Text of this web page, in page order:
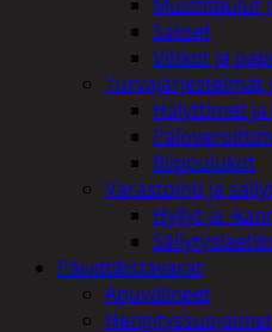
Sakset
Vihkot ja
Turvajärjestelmät
Hälyttimet
Riippulukot
Varastointi ja
Hyllyt ja -
Päivittäistavarat
Apuvälineet